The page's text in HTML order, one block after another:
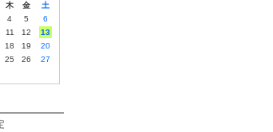
木 金
土
4 5
6
11 12
13
18 19
20
25 26
27